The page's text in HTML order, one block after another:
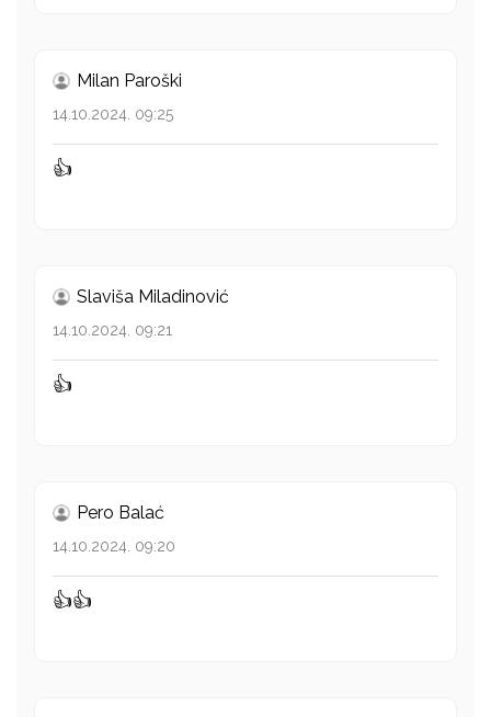
Milan Paroški
14.10.2024. 09:25
👍
Slaviša Miladinović
14.10.2024. 09:21
👍
Pero Balać
14.10.2024. 09:20
👍👍